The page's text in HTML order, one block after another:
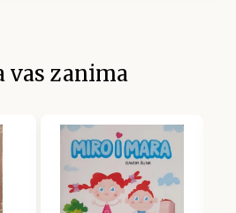
vas zanima